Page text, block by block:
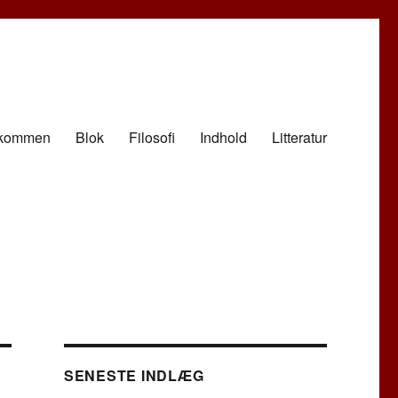
Blok Filosofi Indhold Litteratur
SENESTE INDLÆG